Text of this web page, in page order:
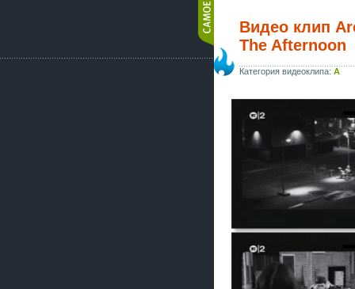
Видео клип
The Afternoon
Категория видеоклипа: A